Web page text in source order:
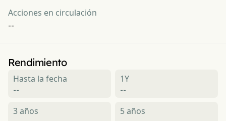
Acciones en circulación
--
Rendimiento
Hasta la fecha
--
1Y
--
3 años 5 años